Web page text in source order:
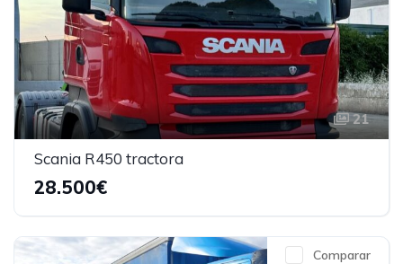
21
Scania R450 tractora
28.500€
Comparar